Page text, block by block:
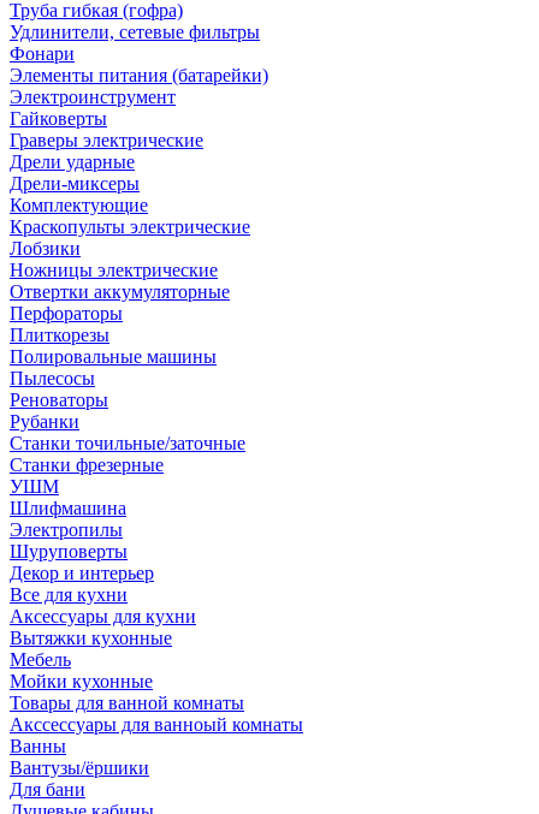
Труба гибкая (гофра)
Удлинители, сетевые фильтры
Фонари
Элементы питания (батарейки)
Электроинструмент
Гайковерты
Граверы электрические
Дрели ударные
Дрели-миксеры
Комплектующие
Краскопульты электрические
Лобзики
Ножницы электрические
Отвертки аккумуляторные
Перфораторы
Плиткорезы
Полировальные машины
Пылесосы
Реноваторы
Рубанки
Станки точильные/заточные
Станки фрезерные
УШМ
Шлифмашина
Электропилы
Шуруповерты
Декор и интерьер
Все для кухни
Аксессуары для кухни
Вытяжки кухонные
Мебель
Мойки кухонные
Товары для ванной комнаты
Акссессуары для ванноый комнаты
Ванны
Вантузы/ёршики
Для бани